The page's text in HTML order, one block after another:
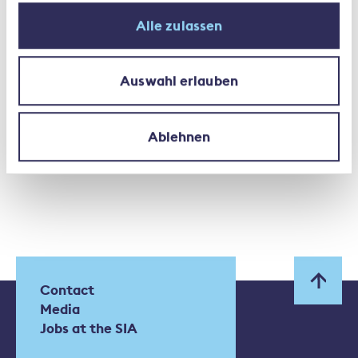
Alle zulassen
Auswahl erlauben
Ablehnen
Natural perils
Natural risks
Contact
Media
Jobs at the SIA